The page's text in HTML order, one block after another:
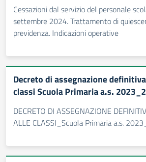
Cessazioni dal servizio del personale
settembre 2024. Trattamento di
previdenza. Indicazioni operative
Decreto di assegnazione
classi Scuola Primaria a.s.
DECRETO DI ASSEGNAZIONE
ALLE CLASSI_Scuola Primaria a.s.